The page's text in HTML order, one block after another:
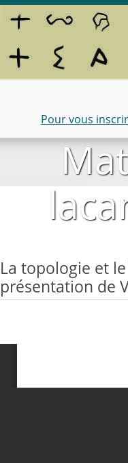
Pour vous
La topologie et
présentation de